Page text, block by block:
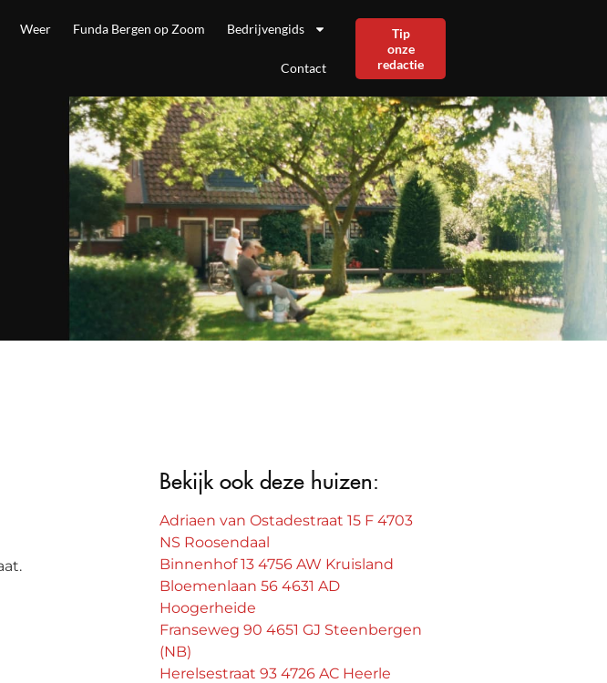
Weer Funda Bergen op Zoom Bedrijvengids
Contact
Tip
onze
redactie
Bekijk ook deze huizen:
Adriaen van Ostadestraat 15 F 4703
NS Roosendaal
Binnenhof 13 4756 AW Kruisland
Bloemenlaan 56 4631 AD
Hoogerheide
Franseweg 90 4651 GJ Steenbergen
(NB)
Herelsestraat 93 4726 AC Heerle